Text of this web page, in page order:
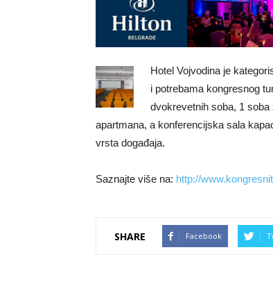
Hotel Vojvodina je
i potrebama kongresnog
dvokrevetnih soba, 1
apartmana, a konferencijska sala
vrsta događaja.
Saznajte više na: http://
SHARE Facebook